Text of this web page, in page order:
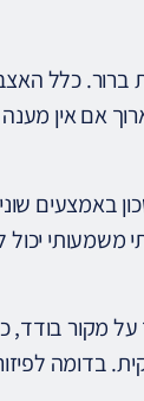
ברור. כלל
אם אין
באמצעים
משמעותי
מקור בודד,
בדומה